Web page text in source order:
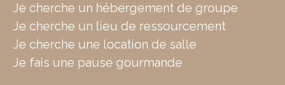
Je cherche un hébergement de groupe
Je cherche un lieu de ressourcement
Je cherche une location de salle
Je fais une pause gourmande